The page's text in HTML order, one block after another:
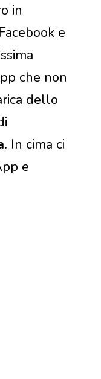
in
e
che non
dello
In cima ci
e